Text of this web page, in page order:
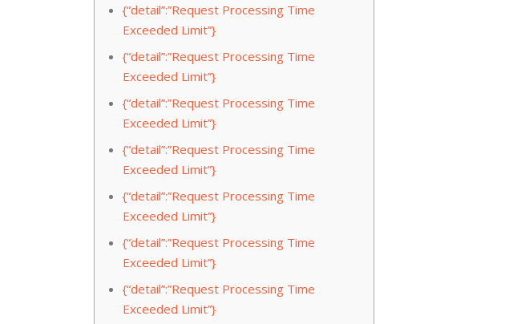
{“detail”:”Request Processing Time
Exceeded Limit”}
{“detail”:”Request Processing Time
Exceeded Limit”}
{“detail”:”Request Processing Time
Exceeded Limit”}
{“detail”:”Request Processing Time
Exceeded Limit”}
{“detail”:”Request Processing Time
Exceeded Limit”}
{“detail”:”Request Processing Time
Exceeded Limit”}
{“detail”:”Request Processing Time
Exceeded Limit”}